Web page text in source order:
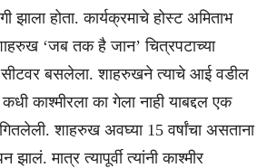
झाला होता. कार्यक्रमाचे होस्ट अमिताभ
‘जब तक है जान’ चित्रपटाच्या
सीटवर बसलेला. शाहरुखने त्याचे आई वडील
काश्मीरला का गेला नाही याबद्दल एक
शाहरुख अवघ्या 15 वर्षांचा असताना
झालं. मात्र त्यापूर्वी त्यांनी काश्मीर